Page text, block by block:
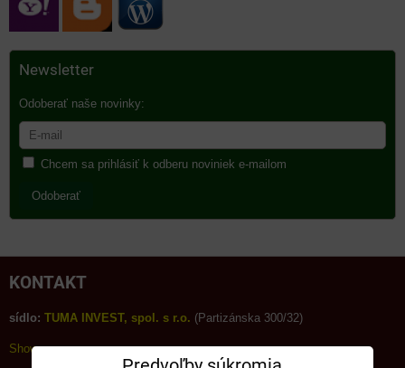
Newsletter
Odoberať naše novinky:
Chcem sa prihlásiť k odberu noviniek e-mailom
Odoberať
KONTAKT
sídlo: TUMA INVEST, spol. s r.o. (Partizánska 300/32)
Showroom: